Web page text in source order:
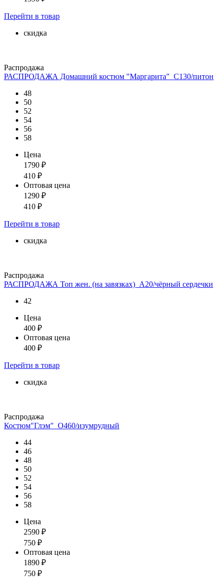
Перейти в товар
скидка
Распродажа
РАСПРОДАЖА Домашний костюм "Маргарита"_С130/питон
48
50
52
54
56
58
Цена
1790 ₽
410 ₽
Оптовая цена
1290 ₽
410 ₽
Перейти в товар
скидка
Распродажа
РАСПРОДАЖА Топ жен. (на завязках)_А20/чёрный сердечки
42
Цена
400 ₽
Оптовая цена
400 ₽
Перейти в товар
скидка
Распродажа
Костюм"Глэм"_О460/изумрудный
44
46
48
50
52
54
56
58
Цена
2590 ₽
750 ₽
Оптовая цена
1890 ₽
750 ₽